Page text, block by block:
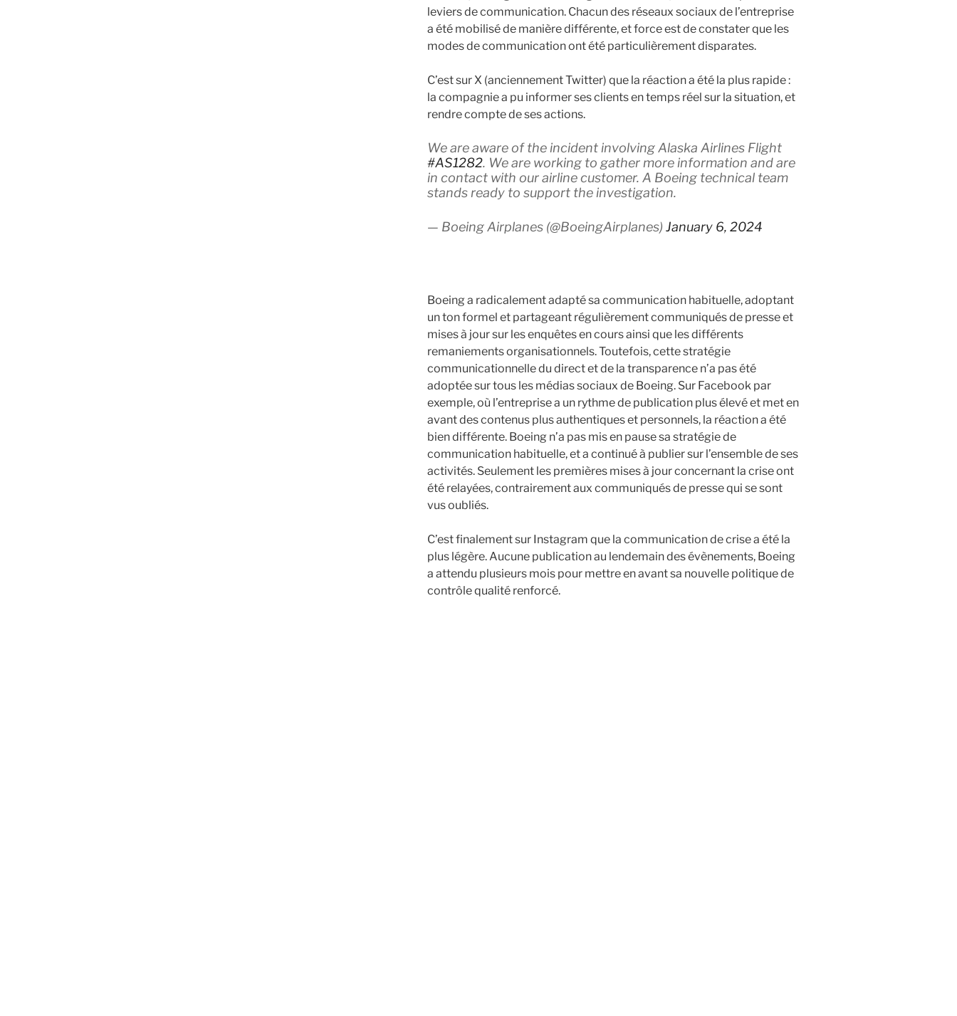
leviers de communication. Chacun des réseaux sociaux de l’entreprise
a été mobilisé de manière différente, et force est de constater que les
modes de communication ont été particulièrement disparates.
C’est sur X (anciennement Twitter) que la réaction a été la plus rapide :
la compagnie a pu informer ses clients en temps réel sur la situation, et
rendre compte de ses actions.
We are aware of the incident involving Alaska Airlines Flight
#AS1282. We are working to gather more information and are
in contact with our airline customer. A Boeing technical team
stands ready to support the investigation.
— Boeing Airplanes (@BoeingAirplanes) January 6, 2024
Boeing a radicalement adapté sa communication habituelle, adoptant
un ton formel et partageant régulièrement communiqués de presse et
mises à jour sur les enquêtes en cours ainsi que les différents
remaniements organisationnels. Toutefois, cette stratégie
communicationnelle du direct et de la transparence n’a pas été
adoptée sur tous les médias sociaux de Boeing. Sur Facebook par
exemple, où l’entreprise a un rythme de publication plus élevé et met en
avant des contenus plus authentiques et personnels, la réaction a été
bien différente. Boeing n’a pas mis en pause sa stratégie de
communication habituelle, et a continué à publier sur l’ensemble de ses
activités. Seulement les premières mises à jour concernant la crise ont
été relayées, contrairement aux communiqués de presse qui se sont
vus oubliés.
C’est finalement sur Instagram que la communication de crise a été la
plus légère. Aucune publication au lendemain des évènements, Boeing
a attendu plusieurs mois pour mettre en avant sa nouvelle politique de
contrôle qualité renforcé.